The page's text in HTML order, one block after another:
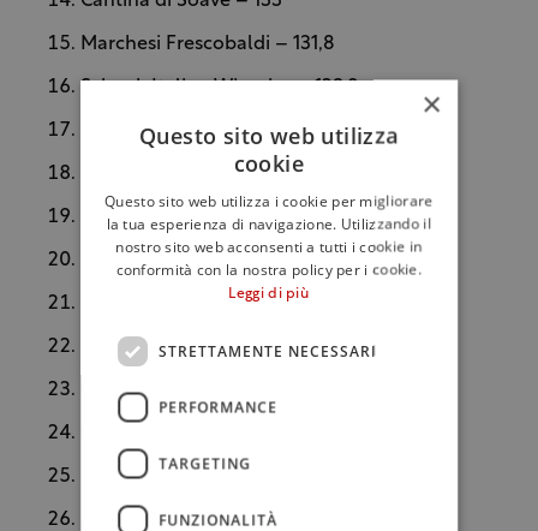
Marchesi Frescobaldi – 131,8
Schenk Italian Wineries – 129,8
Ruffino Gruppo – 125,1
Villa Sandi – 121,3
Collis Veneto Wine Group – 116
Gruppo Vi.V.O. Cantine – 115,9
Mionetto – 104,5
Tenute Piccini – 102
Gruppo Ermes – 101,6
Fantini Group Vini – 93,6
Serena Wines – 84
×
Questo sito web utilizza
cookie
Questo sito web utilizza i cookie per migliorare
la tua esperienza di navigazione. Utilizzando il
nostro sito web acconsenti a tutti i cookie in
conformità con la nostra policy per i cookie.
Leggi di più
STRETTAMENTE NECESSARI
PERFORMANCE
TARGETING
FUNZIONALITÀ